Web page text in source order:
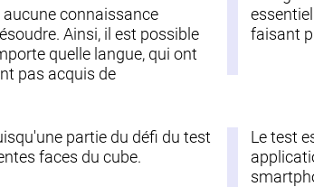
connaissance
Ainsi, il est possible
quelle langue, qui ont
pas acquis de
faisant
partie du défi du test
faces du cube.
Le test